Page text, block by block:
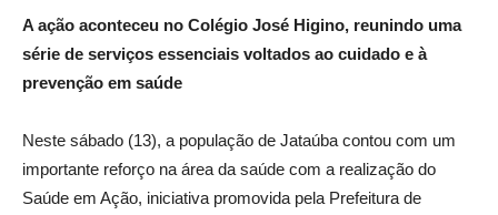
A ação aconteceu no Colégio José Higino, reunindo uma
série de serviços essenciais voltados ao cuidado e à
prevenção em saúde
Neste sábado (13), a população de Jataúba contou com um
importante reforço na área da saúde com a realização do
Saúde em Ação, iniciativa promovida pela Prefeitura de